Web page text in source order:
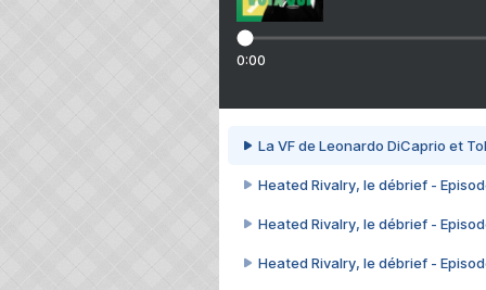
0:00
La VF de Leonardo DiCaprio et
Heated Rivalry, le débrief -
Heated Rivalry, le débrief -
Heated Rivalry, le débrief -